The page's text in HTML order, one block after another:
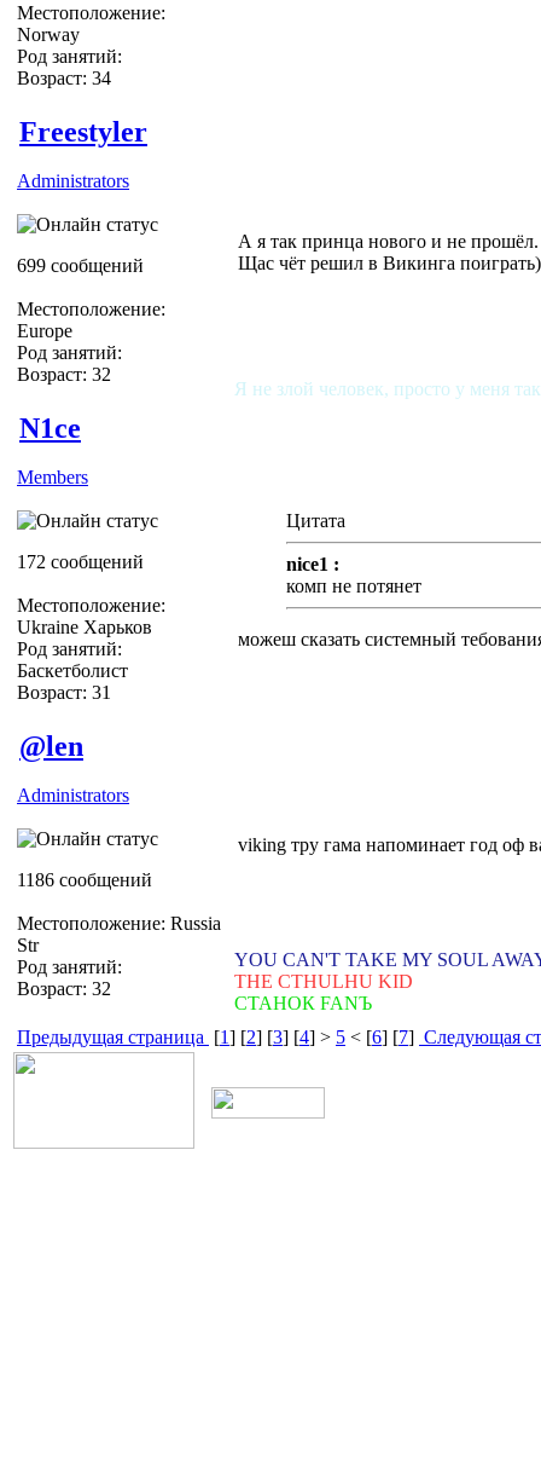
Местоположение:
Norway
Род занятий:
Возраст: 34
Freestyler
Administrators
699 сообщений
Местоположение:
Europe
Род занятий:
Возраст: 32
А я так принца нового и не прошёл.
Щас чёт решил в Викинга поиграть)
Я не злой человек, просто у меня
N1ce
Members
172 сообщений
Местоположение:
Ukraine Харьков
Род занятий:
Баскетболист
Возраст: 31
Цитата
nice1 :
комп не потянет
можеш сказать системный
@len
Administrators
1186 сообщений
Местоположение: Russia
Str
Род занятий:
Возраст: 32
viking тру гама напоминает год оф
YOU CAN'T TAKE MY SOUL
THE CTHULHU KID
СТАНОК FANЪ
Предыдущая страница [1] [2] [3] [4] > 5 < [6] [7] Следующая